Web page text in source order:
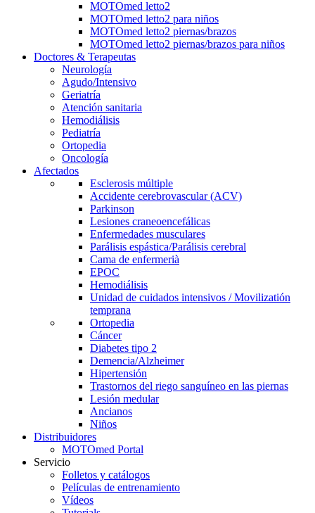
MOTOmed letto2
MOTOmed letto2 para niños
MOTOmed letto2 piernas/brazos
MOTOmed letto2 piernas/brazos para niños
Doctores & Terapeutas
Neurología
Agudo/Intensivo
Geriatría
Atención sanitaria
Hemodiálisis
Pediatría
Ortopedia
Oncología
Afectados
Esclerosis múltiple
Accidente cerebrovascular (ACV)
Parkinson
Lesiones craneoencefálicas
Enfermedades musculares
Parálisis espástica/Parálisis cerebral
Cama de enfermerià
EPOC
Hemodiálisis
Unidad de cuidados intensivos / Movilizatión
temprana
Ortopedia
Cáncer
Diabetes tipo 2
Demencia/Alzheimer
Hipertensión
Trastornos del riego sanguíneo en las piernas
Lesión medular
Ancianos
Niños
Distribuidores
MOTOmed Portal
Servicio
Folletos y catálogos
Películas de entrenamiento
Vídeos